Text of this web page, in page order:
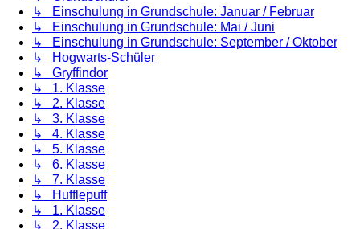
↳ Einschulung in Grundschule: Januar / Februar
↳ Einschulung in Grundschule: Mai / Juni
↳ Einschulung in Grundschule: September / Oktober
↳ Hogwarts-Schüler
↳ Gryffindor
↳ 1. Klasse
↳ 2. Klasse
↳ 3. Klasse
↳ 4. Klasse
↳ 5. Klasse
↳ 6. Klasse
↳ 7. Klasse
↳ Hufflepuff
↳ 1. Klasse
↳ 2. Klasse